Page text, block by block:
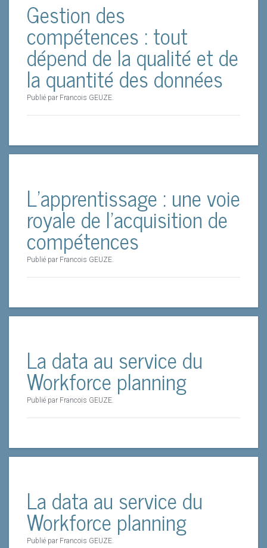
Gestion des
compétences : tout
dépend de la qualité et de
la quantité des données
Publié par Francois GEUZE.
L’apprentissage : une voie
royale de l’acquisition de
compétences
Publié par Francois GEUZE.
La data au service du
Workforce planning
Publié par Francois GEUZE.
La data au service du
Workforce planning
Publié par Francois GEUZE.